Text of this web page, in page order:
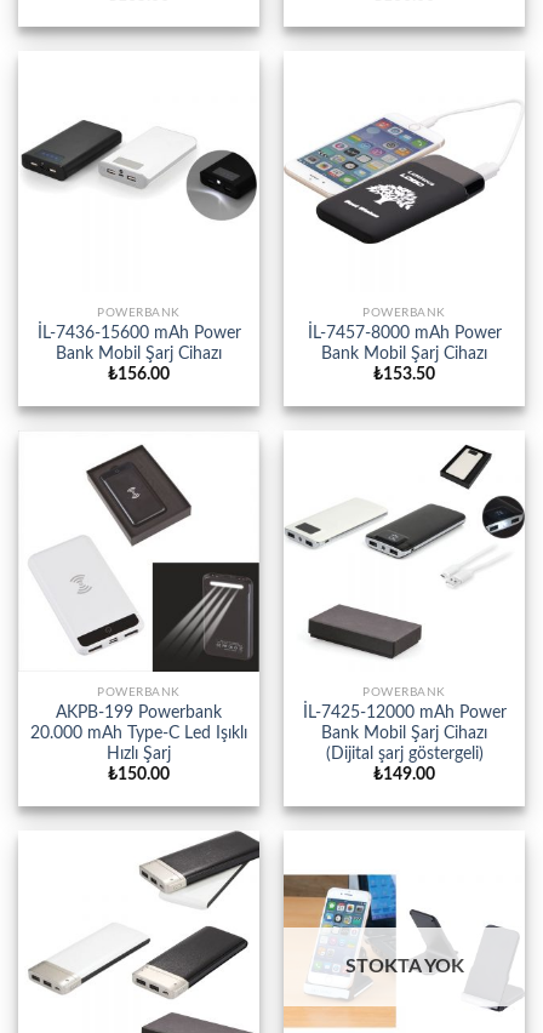
POWERBANK
İL-7436-15600 mAh Power
Bank Mobil Şarj Cihazı
₺156.00
POWERBANK
İL-7457-8000 mAh Power
Bank Mobil Şarj Cihazı
₺153.50
POWERBANK
AKPB-199 Powerbank
20.000 mAh Type-C Led Işıklı
Hızlı Şarj
₺150.00
POWERBANK
İL-7425-12000 mAh Power
Bank Mobil Şarj Cihazı
(Dijital şarj göstergeli)
₺149.00
STOKTA YOK